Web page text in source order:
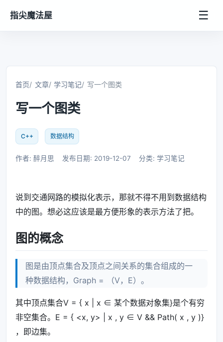
指尖魔法屋 ☰
首页 文章 学习笔记 写一个图类
写一个图类
C++ 数据结构
作者: 醉月思 发布日期: 2019-12-07 分类: 学习笔记
说到交通网路的模拟化表示，那就不得不用到数据结构
中的图。想必这应该是最方便形象的表示方法了把。
图的概念
图是由顶点集合及顶点之间关系的集合组成的一
种数据结构，Graph = （V，E）。
其中顶点集合V = { x | x ∈ 某个数据对象集}是个有穷
非空集合。E = { <x, y> | x , y ∈ V && Path( x , y )}
，即边集。